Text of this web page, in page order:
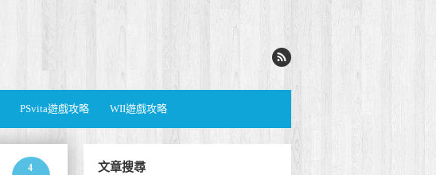
PSvita遊戲攻略 WII遊戲攻略
4
文章搜尋